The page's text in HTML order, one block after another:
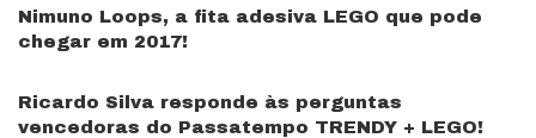
Nimuno Loops, a fita adesiva LEGO que pode
chegar em 2017!
Ricardo Silva responde às perguntas
vencedoras do Passatempo TRENDY + LEGO!